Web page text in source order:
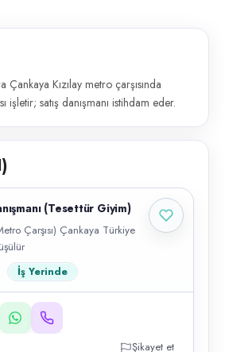
Çankaya Kızılay metro çarşısında
işletir; satış danışmanı istihdam eder.
)
(Tesettür Giyim)
Çarşısı) Çankaya Türkiye
İş Yerinde
Şikayet et